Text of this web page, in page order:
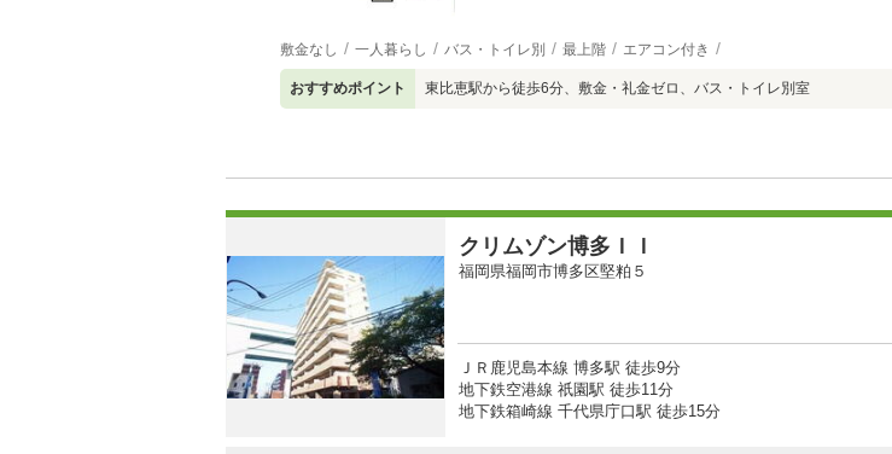
敷金なし 一人暮らし バス・トイレ別 最上階 エアコン付き
おすすめポイント 東比恵駅から徒歩6分、敷金・礼金ゼロ、バス・トイレ別室
クリムゾン博多ＩＩ
福岡県福岡市博多区堅粕５
ＪＲ鹿児島本線 博多駅 徒歩9分
地下鉄空港線 祇園駅 徒歩11分
地下鉄箱崎線 千代県庁口駅 徒歩15分